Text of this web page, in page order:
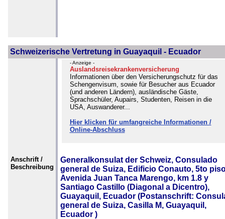
Schweizerische Vertretung in Guayaquil - Ecuador
- Anzeige -
Auslandsreisekrankenversicherung
Informationen über den Versicherungschutz für das
Schengenvisum, sowie für Besucher aus Ecuador
(und anderen Ländern), ausländische Gäste,
Sprachschüler, Aupairs, Studenten, Reisen in die
USA, Auswanderer...
Hier klicken für umfangreiche Informationen /
Online-Abschluss
Anschrift /
Beschreibung
Generalkonsulat der Schweiz, Consulado
general de Suiza, Edificio Conauto, 5to
Avenida Juan Tanca Marengo, km 1.8 y
Santiago Castillo (Diagonal a Dicentro),
Guayaquil, Ecuador (Postanschrift:
general de Suiza, Casilla M, Guayaquil,
Ecuador )